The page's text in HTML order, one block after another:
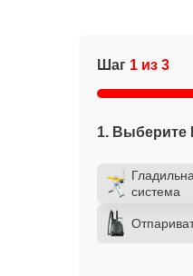
Шаг 1 из 3
1. Выберите
система